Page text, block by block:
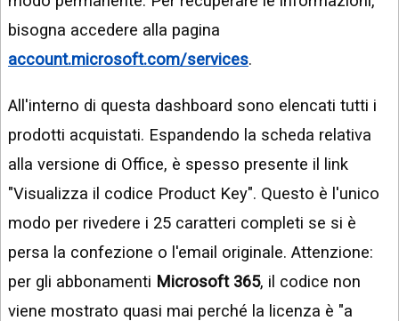
bisogna accedere alla pagina
account.microsoft.com/services.
All'interno di questa dashboard sono elencati tutti i
prodotti acquistati. Espandendo la scheda relativa
alla versione di Office, è spesso presente il link
"Visualizza il codice Product Key". Questo è l'unico
modo per rivedere i 25 caratteri completi se si è
persa la confezione o l'email originale. Attenzione:
per gli abbonamenti Microsoft 365, il codice non
viene mostrato quasi mai perché la licenza è "a